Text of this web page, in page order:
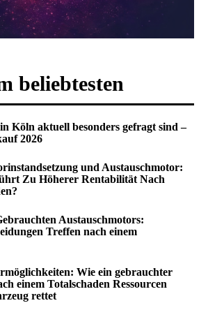
beliebtesten
Köln aktuell besonders gefragt sind –
2026
und Austauschmotor:
Zu Höherer Rentabilität Nach
Austauschmotors:
Treffen nach einem
Wie ein gebrauchter
einem Totalschaden Ressourcen
rettet